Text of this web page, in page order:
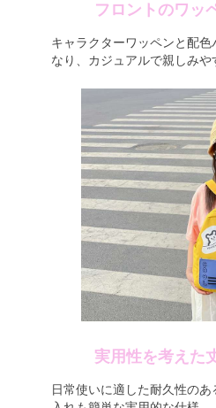
フロントのワッ
キャラクターワッペンと配色
なり、カジュアルで親しみや
実用性を考えた
日常使いに適した耐久性の